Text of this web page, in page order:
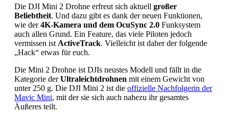
Die DJI Mini 2 Drohne erfreut sich aktuell großer
Beliebtheit. Und dazu gibt es dank der neuen Funktionen,
wie der4K-Kamera und dem OcuSync 2.0 Funksystem
auch allen Grund. Ein Feature, das viele Piloten jedoch
vermissen ist ActiveTrack. Vielleicht ist daher der folgende
„Hack“ etwas für euch.
Die Mini 2 Drohne ist DJIs neustes Modell und fällt in die
Kategorie derUltraleichtdrohnen mit einem Gewicht von
unter 250 g. Die DJI Mini 2 ist die offizielle Nachfolgerin der
Mavic Mini, mit der sie sich auch nahezu ihr gesamtes
Äußeres teilt.